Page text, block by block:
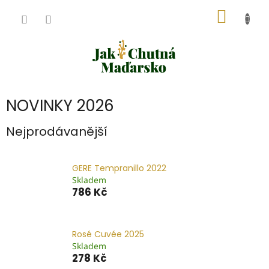
NOVINKY 2026
Nejprodávanější
GERE Tempranillo 2022
Skladem
786 Kč
Rosé Cuvée 2025
Skladem
278 Kč